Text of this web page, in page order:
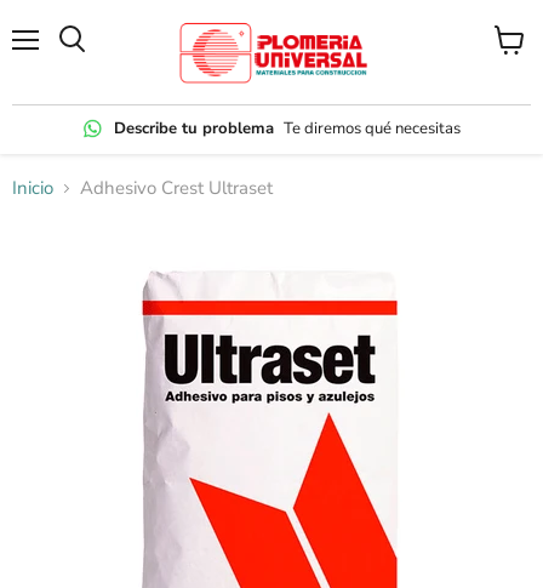
Describe tu problema Te diremos qué necesitas
Ver
Inicio Adhesivo Crest Ultraset